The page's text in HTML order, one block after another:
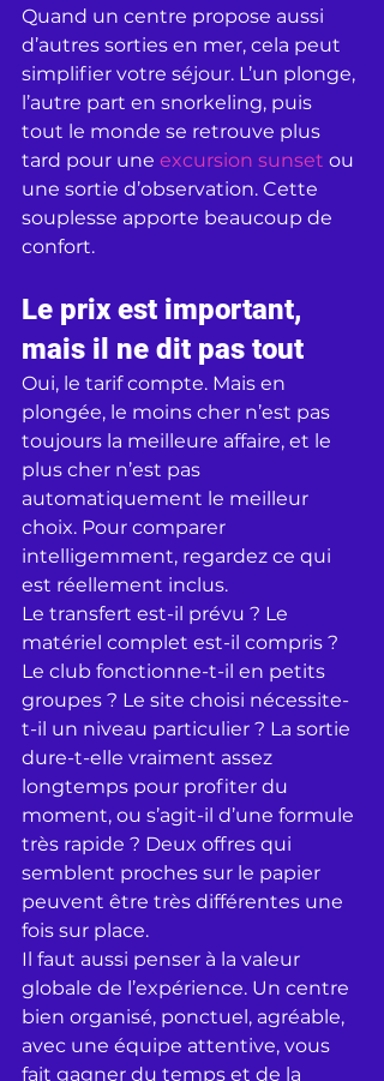
Quand un centre propose aussi
d’autres sorties en mer, cela peut
simplifier votre séjour. L’un plonge,
l’autre part en snorkeling, puis
tout le monde se retrouve plus
tard pour une excursion sunset ou
une sortie d’observation. Cette
souplesse apporte beaucoup de
confort.
Le prix est important,
mais il ne dit pas tout
Oui, le tarif compte. Mais en
plongée, le moins cher n’est pas
toujours la meilleure affaire, et le
plus cher n’est pas
automatiquement le meilleur
choix. Pour comparer
intelligemment, regardez ce qui
est réellement inclus.
Le transfert est-il prévu ? Le
matériel complet est-il compris ?
Le club fonctionne-t-il en petits
groupes ? Le site choisi nécessite-
t-il un niveau particulier ? La sortie
dure-t-elle vraiment assez
longtemps pour profiter du
moment, ou s’agit-il d’une formule
très rapide ? Deux offres qui
semblent proches sur le papier
peuvent être très différentes une
fois sur place.
Il faut aussi penser à la valeur
globale de l’expérience. Un centre
bien organisé, ponctuel, agréable,
avec une équipe attentive, vous
fait gagner du temps et de la